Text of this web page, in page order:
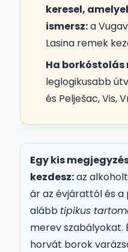
keresel,
ismersz:a
Lasina remek
Ha
leglogikusabb
és Pelješac, Vis,
Egy kis
kezdesz:az
ár az évjárattól és a
alább tipikus
merev szabályokat.
horvát borok